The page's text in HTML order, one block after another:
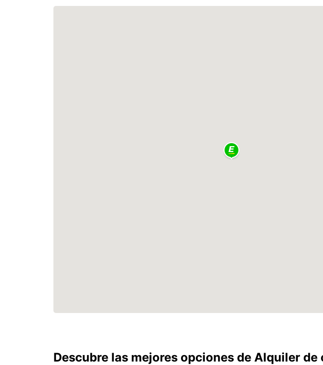
Descubre las mejores opciones de Alquiler